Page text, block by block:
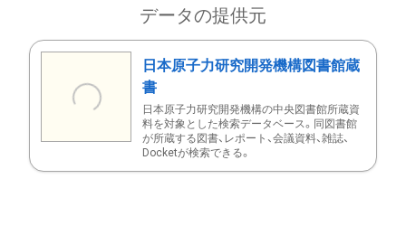
データの提供元
日本原子力研究開発機構図書館蔵
書
日本原子力研究開発機構の中央図書館所蔵資
料を対象とした検索データベース。同図書館
が所蔵する図書、レポート、会議資料、雑誌、
Docketが検索できる。